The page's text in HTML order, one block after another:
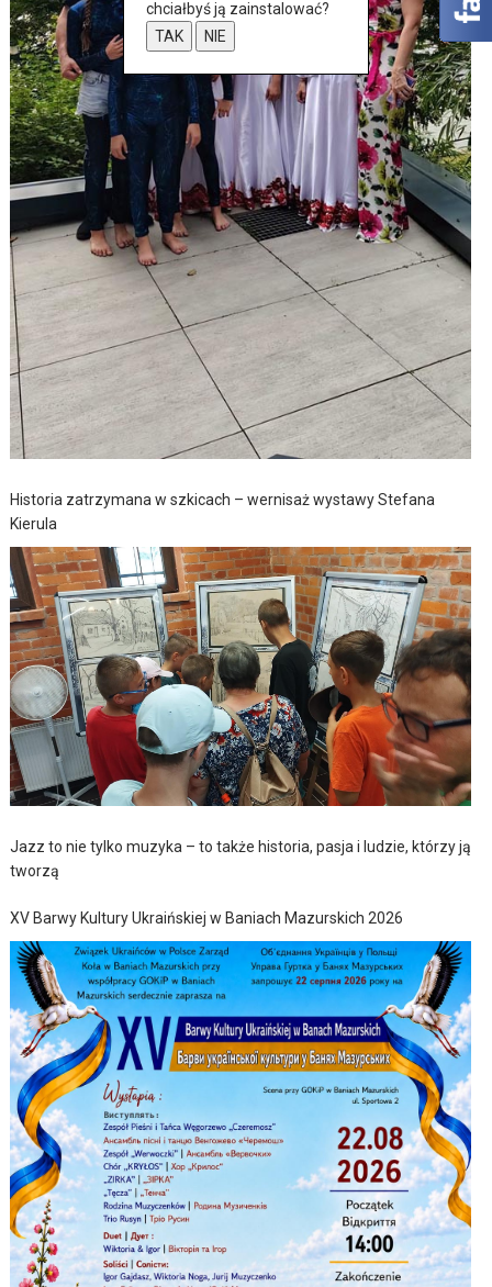
Historia zatrzymana w szkicach – wernisaż wystawy Stefana
Kierula
Jazz to nie tylko muzyka – to także historia, pasja i ludzie, którzy ją
tworzą
XV Barwy Kultury Ukraińskiej w Baniach Mazurskich 2026
chciałbyś ją zainstalować?
TAK
NIE